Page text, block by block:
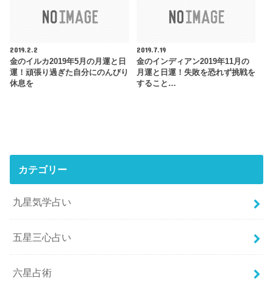
2019.2.2
金のイルカ2019年5月の月運と日
運！頑張り過ぎた自分にのんびり
休息を
2019.7.19
金のインディアン2019年11月の
月運と日運！失敗を恐れず挑戦を
すること…
カテゴリー
九星気学占い
五星三心占い
六星占術